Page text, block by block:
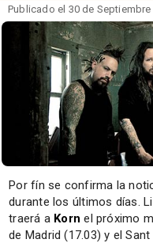
Publicado el 30 de
Por fín se confirma la
durante los últimos días.
traerá a Korn el próximo
de Madrid (17.03) y el